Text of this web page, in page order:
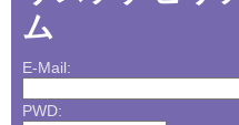
ム
E-Mail:
PWD: